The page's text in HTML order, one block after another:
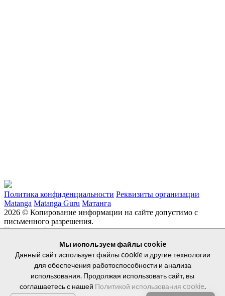
Политика конфиденциальности Реквизиты организации
Matanga Matanga Guru Матанга
2026 © Копирование информации на сайте допустимо с
письменного разрешения.
Каталог мебели
Журнальные
Кабинеты руководителя
Кресла для руководителей Металлическая мебель Мягкая
Рабочие места для сотрудников
+7 927 038 93 94
Мы используем файлы cookie
Данный сайт использует файлы cookie и другие технологии
для обеспечения работоспособности и анализа
использования. Продолжая использовать сайт, вы
соглашаетесь с нашей Политикой использования cookie.